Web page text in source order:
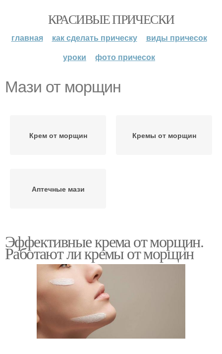
КРАСИВЫЕ ПРИЧЕСКИ
главная как сделать прическу
виды причесок
уроки
фото причесок
Мази от морщин
Крем от морщин Кремы от морщин
Аптечные мази
Эффективные крема от морщин.
Работают ли кремы от морщин